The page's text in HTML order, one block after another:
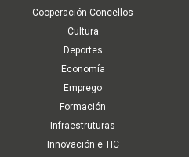
Cooperación Concellos
Cultura
Deportes
Economía
Emprego
Formación
Infraestruturas
Innovación e TIC